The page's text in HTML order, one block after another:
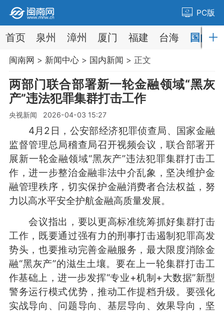
PC版
首页 泉州 漳州 厦门 福建 台海 国内
闽南网 > 新闻中心> 国内新闻 > 正文
两部门联合部署新一轮金融领域“黑灰
产”违法犯罪集群打击工作
央视新闻 2026-04-03 15:27
4月2日，公安部经济犯罪侦查局、国家金融
监督管理总局稽查局召开视频会议，联合部署开
展新一轮金融领域“黑灰产”违法犯罪集群打击工
作，进一步整治金融非法中介乱象，坚决维护金
融管理秩序，切实保护金融消费者合法权益，努
力以高水平安全护航金融高质量发展。
会议指出，要以更高标准统筹抓好集群打击
工作，既要通过强有力的刑事打击遏制犯罪高发
势头，也要推动完善金融服务，最大限度消除金
融“黑灰产”的滋生土壤。要在上一轮集群打击工
作基础上，进一步发挥“专业+机制+大数据”新型
警务运行模式优势，推动工作提档升级。要强化
实战导向、问题导向、基层导向、效果导向，坚